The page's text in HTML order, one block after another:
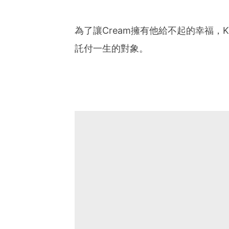
為了讓Cream擁有他給不起的幸福，
託付一生的對象。